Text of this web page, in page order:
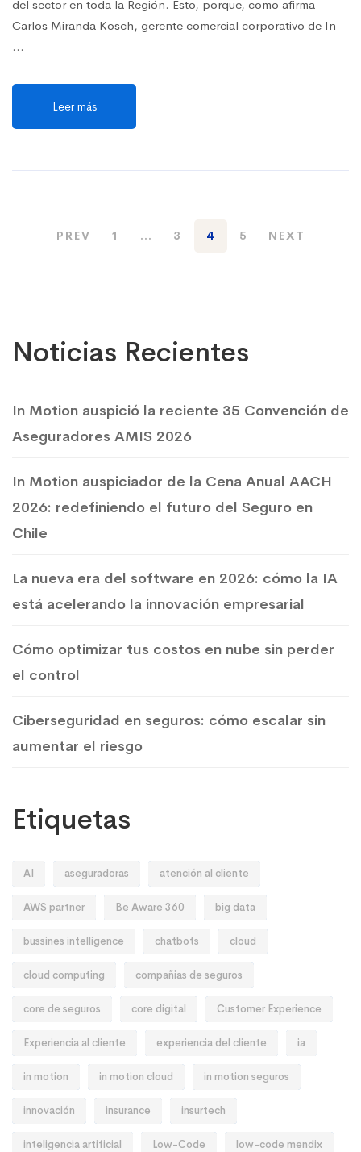
del sector en toda la Región. Esto, porque, como afirma
Carlos Miranda Kosch, gerente comercial corporativo de In
…
Leer más
PREV 1 … 3 4 5 NEXT
Noticias Recientes
In Motion auspició la reciente 35 Convención de
Aseguradores AMIS 2026
In Motion auspiciador de la Cena Anual AACH
2026: redefiniendo el futuro del Seguro en
Chile
La nueva era del software en 2026: cómo la IA
está acelerando la innovación empresarial
Cómo optimizar tus costos en nube sin perder
el control
Ciberseguridad en seguros: cómo escalar sin
aumentar el riesgo
Etiquetas
AI aseguradoras atención al cliente
AWS partner Be Aware 360 big data
bussines intelligence chatbots cloud
cloud computing compañias de seguros
core de seguros core digital Customer Experience
Experiencia al cliente experiencia del cliente ia
in motion in motion cloud in motion seguros
innovación insurance insurtech
inteligencia artificial Low-Code low-code mendix